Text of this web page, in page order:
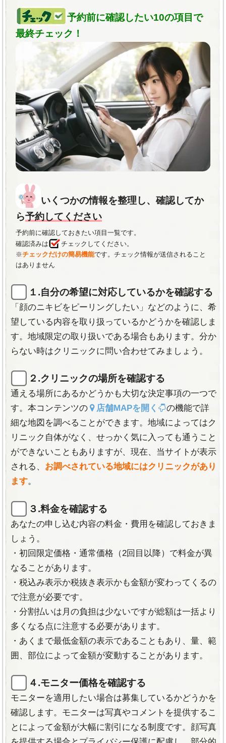
りますが、特集を組むこともあり、その性質上内容に
偏りが生じることがありますので表示されているクリ
ニックや機関が常に最も優れているとは限りません。
さらに多くの情報をお探しの方はお手数ですが他の検
索サイト等をご利用ください。
・金額や値段は個人によって異なるため、 当サイトの
内容と閲覧者様が希望しているケースとは金額や値段
は異なる可能性があります。
※予期せぬトラブルを防ぐために値段や金額について
は当サイト以外でも是非事前によくお調べになってく
ださい。
７．値段の安さを強調する内容を掲載しない
また、掲載のための「限定解除要件」と呼ばれる以下
の項目を記載しています。
・問い合わせ先を記載。
・自由診療に係る通常必要とされる費用の記載。
・主なリスク、副作用等に関する内容の記載。
学生の間にきちんと脱毛を。お得な2学割
0％OFF
と契約を同時に行うペア割やのりかえ割で、
最大10%OFF
。カウンセリングは無料。３種
類の脱毛器を駆使し、個人の肌や毛質に合わ
せた照射
が可能。照射による肌トラブル時も
完全無料保証。増毛化・硬毛化の症状にも対
応。院の移動も可能。出張や通勤のついでに
お近くの院に通える。
標準料金・値段目安
全身脱毛5回コース:定額4,900円 (60回)
通常約25万円(税抜)
顔脱毛5回コース
通常約9.3万円(税抜)
1回（都度）払い・分割払い
カウンセリング :無料学割:20％OFF
10%OFFのりかえ割 :最大10%OFF
もっと詳しく！
-東京-新宿院 渋谷院 銀座院 立川院 町田院
-関東-大宮院 柏院 横浜院
-東海-名古屋院 栄院 新潟院
-関西-京都四条院 大阪梅田院 心斎橋院 神戸三宮院
-中国-広島院
(青森院・八戸院・盛岡院・いわき院・郡山院はリゼ脱毛
導入の提携院)
-東北-仙台院 青森院 八戸院 盛岡院 いわき院 郡山院
《公式サイト》
も注目されているクリニックです。
こだわりの脱毛機「近赤外線レーザー脱毛」
アジア人向けの、
だわりの脱毛機で、
痛みが少なく日焼け肌でも
脱毛可能 です。また、近赤外線なので肌の奥深
くに浸透し、高い脱毛効果を発揮します。
クリニック所在地 梅田(曽根崎新地)
標準料金・値段目安
プチプラン全身脱毛5回:
(両肘下・両手指甲・両脇・両膝下・両足指甲)
33,000円(税抜)
パーフェクトプラン全身脱毛5回 :96,000円(税抜)
時間
無料
:初診・再診・照射漏れ・キャンセル（前日まで）
支払い方法:現金・クレジットカード・分割払い
のりかえ割・学生割・紹介割・友達と同時契約で
円割引。未成年 の方は親権者の同意があればOK
検索される方の特徴
な病院」を検索される方が特に多い特徴があります。
主な特徴
アトピー肌・敏感肌・日焼け肌でも脱毛可能。
間。
独自のプログラムで他院より圧倒的に短い5ヶ月
で脱毛完了。
駅徒歩2分 の好立地。
エステ脱毛に比べて一回の効果が高く、 短い時
予約が取りやすい！ 平日21時
中無休でネット予約可能。
途中解約でも手数料なしで
予約前に確認したい10の項目で
最終チェック！
いくつかの情報を整理し、確認してか
ら予約してください
予約前に確認しておきたい項目一覧です。
確認済みは
チェックしてください。
※チェックだけの簡易機能です。チェック情報が送信されること
はありません
１.自分の希望に対応しているかを確認する
「顔のニキビをピーリングしたい」などのように、希
望している内容を取り扱っているかどうかを確認しま
す。地域限定の取り扱いである場合もあります。分か
らない時はクリニックに問い合わせてみましょう。
２.クリニックの場所を確認する
通える場所にあるかどうかも大切な決定事項の一つで
す。本コンテンツの
店舗MAPを開く
の機能で詳
細な地図を調べることができます。地域によってはク
リニック自体がなく、せっかく気に入っても通うこと
ができないこともありますが、現在、当サイトが表示
される、 お調べされている地域にはクリニックがあり
ます。
３.料金を確認する
あなたの申し込む内容の料金・費用を確認しておきま
しょう。
・初回限定価格・通常価格（2回目以降）で料金が異
なることがあります。
・税込み表示か税抜き表示かも金額が変わってくるの
で注意が必要です。
・分割払いは月の負担は少ないですが総額は一括より
多くなる点に注意する必要があります。
・あくまで最低金額の表示であることもあり、量、範
囲、部位によって金額が変動することがあります。
４.モニター価格を確認する
モニターを適用したい場合は募集しているかどうかを
確認します。モニターは写真やコメントを提供するこ
とによって金額が大幅に割引になる制度です。顔写真